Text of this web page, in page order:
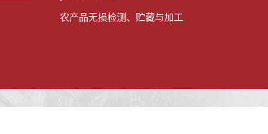
农产品无损检测、贮藏与加工